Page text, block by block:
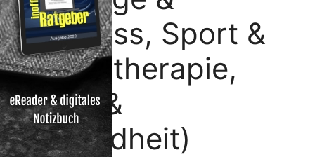
Wellness, Sport &
Physiotherapie,
Ärzte &
Gesundheit)